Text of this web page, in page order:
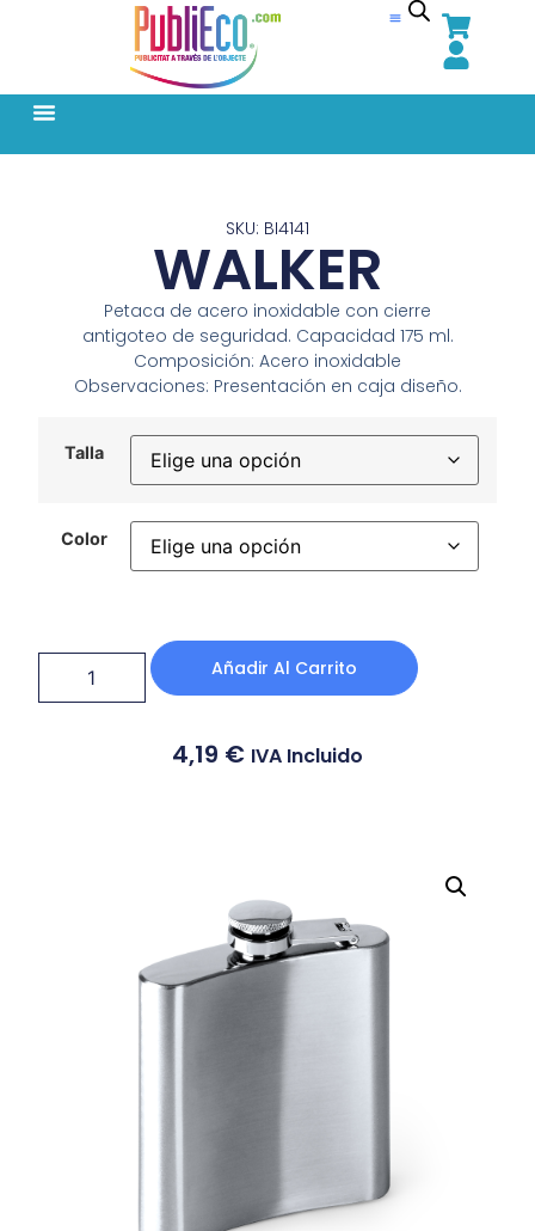
SKU: BI4141
WALKER
Petaca de acero inoxidable con cierre
antigoteo de seguridad. Capacidad 175 ml.
Composición: Acero inoxidable
Observaciones: Presentación en caja diseño.
Talla
Color
Añadir Al Carrito
4,19 € IVA Incluido